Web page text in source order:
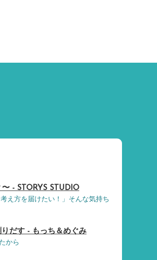
- STORYS STUDIO
え方を届けたい！」そんな気持ち
だす - もっち＆めぐみ
から